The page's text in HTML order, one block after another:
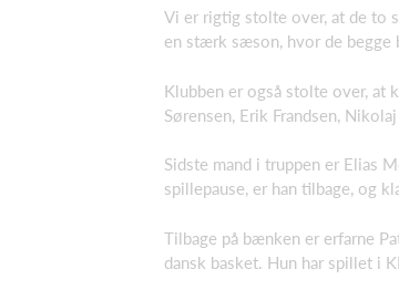
Vi er rigtig stolte over, at de to
en stærk sæson, hvor de begge
Klubben er også stolte over, at
Sørensen, Erik Frandsen,
Sidste mand i truppen er Elias
spillepause, er han tilbage, og
Tilbage på bænken er erfarne
dansk basket. Hun har spillet i